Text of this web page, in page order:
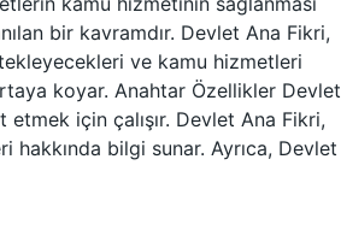
bir kavramdır. Devlet Ana Fikri,
ve kamu hizmetleri
koyar. Anahtar Özellikler Devlet
için çalışır. Devlet Ana Fikri,
hakkında bilgi sunar. Ayrıca, Devlet